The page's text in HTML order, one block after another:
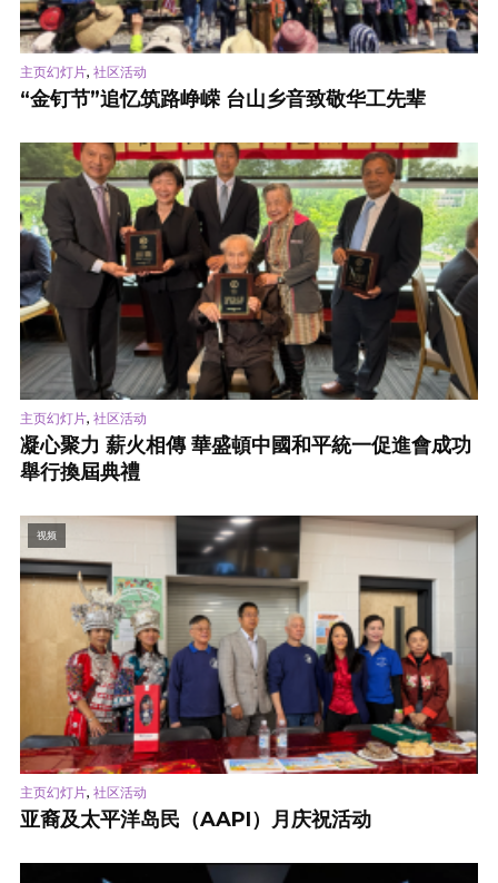
主页幻灯片, 社区活动
“金钉节”追忆筑路峥嵘 台山乡音致敬华工先辈
主页幻灯片, 社区活动
凝心聚力 薪火相傳 華盛頓中國和平統一促進會成功
舉行換屆典禮
视频
主页幻灯片, 社区活动
亚裔及太平洋岛民（AAPI）月庆祝活动